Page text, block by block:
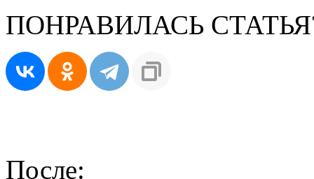
ПОНРАВИЛАСЬ
После: